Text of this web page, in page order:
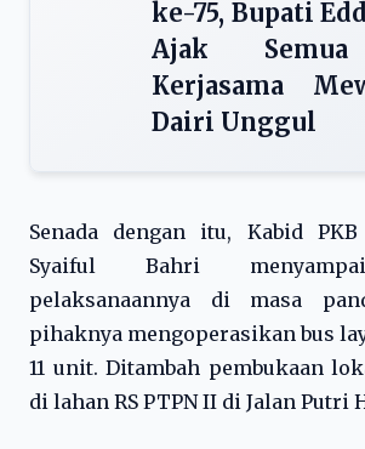
ke-75, Bupati
Ajak
Kerjasama
Dairi Unggul
Senada dengan itu, Kabid PKB
Syaiful Bahri
pelaksanaannya di masa
pihaknya mengoperasikan bus
11 unit. Ditambah pembukaan
di lahan RS PTPN II di Jalan Putri